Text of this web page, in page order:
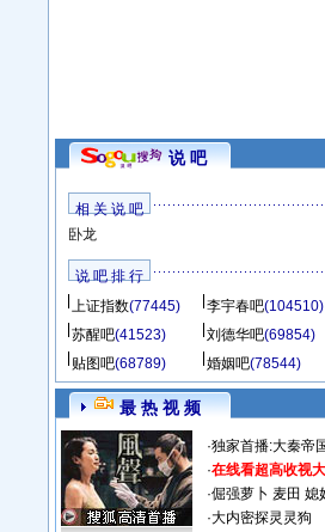
说 吧
相 关 说 吧
卧龙
说 吧 排 行
上证指数(77445) 李宇春吧(104510)
苏醒吧(41523) 刘德华吧(69854)
贴图吧(68789) 婚姻吧(78544)
最 热 视 频
·独家首播:大秦帝
·在线看超高收视
·倔强萝卜 麦田 媳
·大内密探灵灵狗